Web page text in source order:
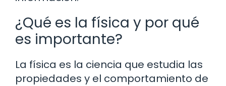
¿Qué es la física y por qué
es importante?
La física es la ciencia que estudia las
propiedades y el comportamiento de